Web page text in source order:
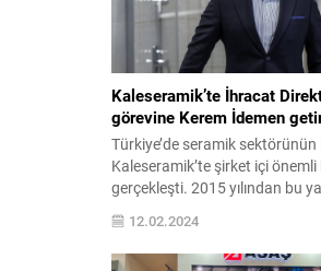
Kaleseramik’te İhracat
görevine Kerem İdemen
Türkiye’de seramik sektörünün
Kaleseramik’te şirket içi
gerçekleşti. 2015 yılından bu
bünyesinde İhracat Müdürü
çalışan seramik sektörünün
ismi Kerem İdemen,
12.02.2024